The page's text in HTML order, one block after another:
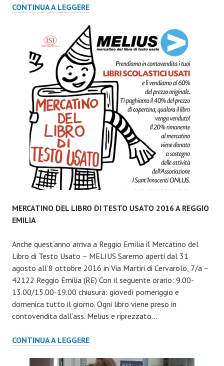
CONTINUA A LEGGERESPETTACOLO
–
CAMPANELLI
E
CAMPANOUN
MERCATINO DEL LIBRO DI TESTO USATO 2016 A REGGIO
EMILIA
Anche quest’anno arriva a Reggio Emilia il Mercatino del
Libro di Testo Usato – MELIUS Saremo aperti dal 31
agosto all’8 ottobre 2016 in Via Martiri di Cervarolo, 7/a –
42122 Reggio Emilia (RE) Con il seguente orario: 9.00-
13.00/15.00-19.00 chiusura: giovedì pomeriggio e
domenica tutto il giorno. Ogni libro viene preso in
contovendita dall’ass. Melius e riprezzato…
CONTINUA A LEGGEREMERCATINO
LIBRO